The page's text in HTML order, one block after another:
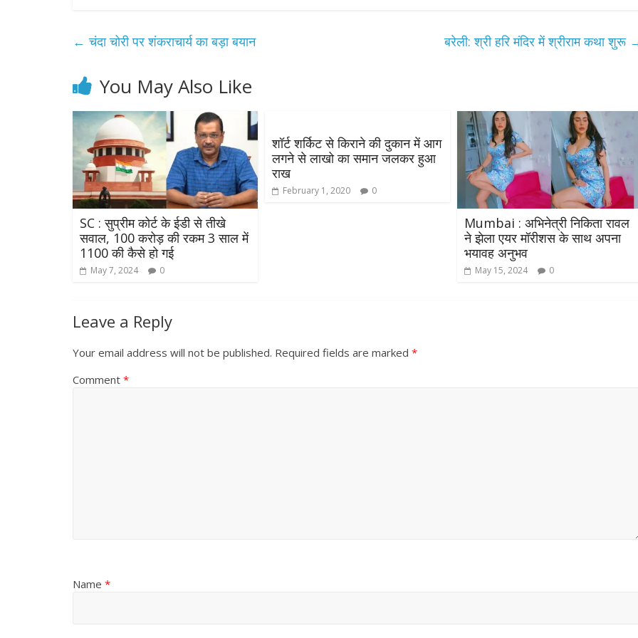
← चंदा चोरी पर शंकराचार्य का बड़ा बयान बरेली: श्री हरि मंदिर में श्रीराम कथा शुरू
You May Also Like
SC : सुप्रीम कोर्ट के ईडी से तीखे
सवाल, 100 करोड़ की रकम 3 साल में
1100 की कैसे हो गई
May 7, 2024 0
शॉर्ट शर्किट से किराने की दुकान में आग
लगने से लाखो का समान जलकर हुआ
राख
February 1, 2020 0
Mumbai : अभिनेत्री निकिता रावल
ने झेला एयर मॉरीशस के साथ अपना
भयावह अनुभव
May 15, 2024 0
Leave a Reply
Your email address will not be published. Required fields are marked *
Comment *
Name *